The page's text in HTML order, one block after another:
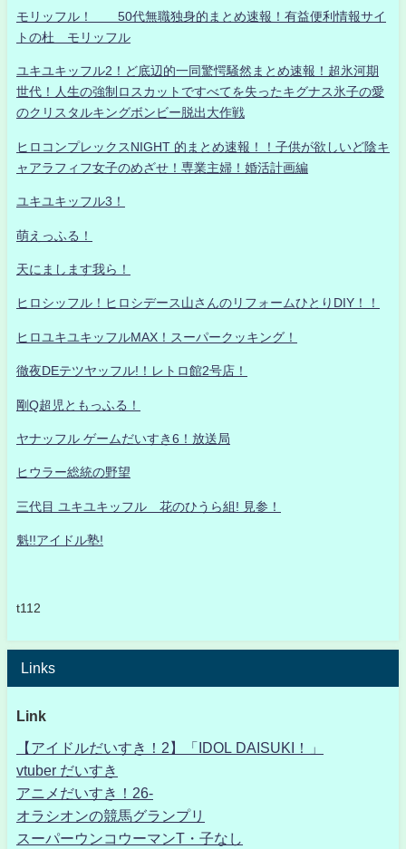
モリッフル！ 50代無職独身的まとめ速報！有益便利情報サイ
トの杜 モリッフル
ユキユキッフル2！ど底辺的一同驚愕騒然まとめ速報！超氷河期
世代！人生の強制ロスカットですべてを失ったキグナス氷子の愛
のクリスタルキングボンビー脱出大作戦
ヒロコンプレックスNIGHT 的まとめ速報！！子供が欲しいど陰キ
ャアラフィフ女子のめざせ！専業主婦！婚活計画編
ユキユキッフル3！
萌えっふる！
天にまします我ら！
ヒロシッフル！ヒロシデース山さんのリフォームひとりDIY！！
ヒロユキユキッフルMAX！スーパークッキング！
徹夜DEテツヤッフル!！レトロ館2号店！
剛Q超児ともっふる！
ヤナッフル ゲームだいすき6！放送局
ヒウラー総統の野望
三代目 ユキユキッフル 花のひうら組! 見参！
魁!!アイドル塾!
t112
Links
Link
【アイドルだいすき！2】「IDOL DAISUKI！」
vtuber だいすき
アニメだいすき！26-
オラシオンの競馬グランプリ
スーパーウンコウーマンT・子なし